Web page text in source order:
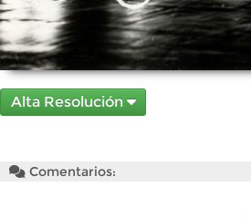
Alta Resolución
Comentarios: